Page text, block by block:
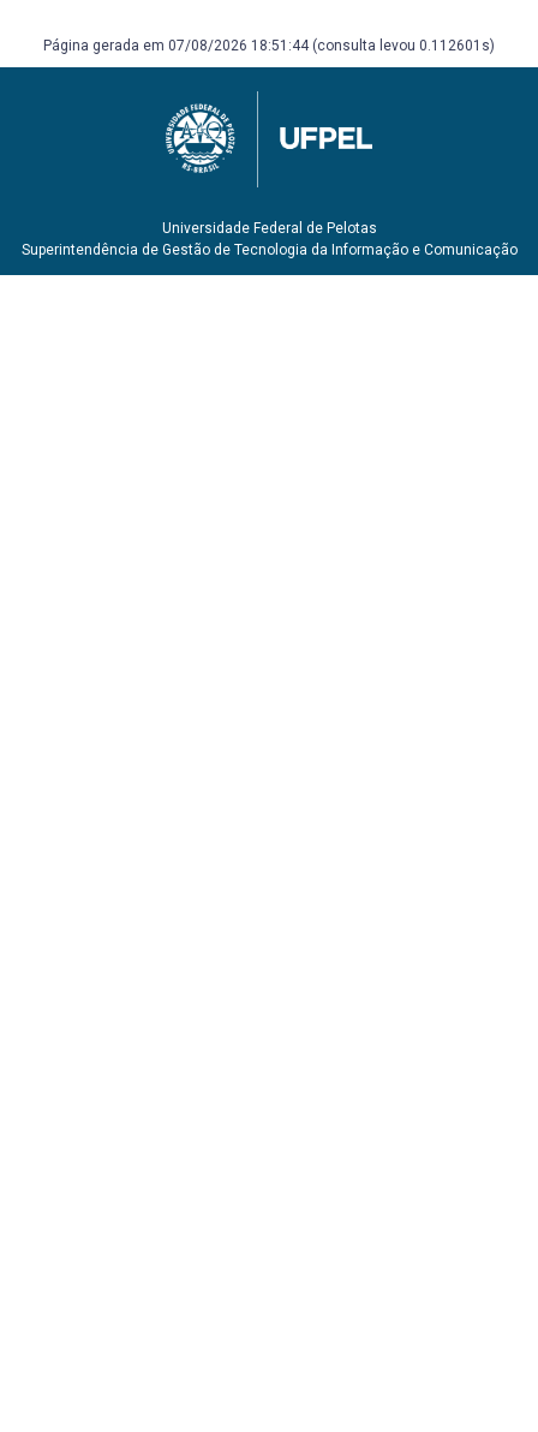
Página gerada em 07/08/2026 18:51:44 (consulta levou 0.112601s)
Universidade Federal de Pelotas
Superintendência de Gestão de Tecnologia da Informação e Comunicação